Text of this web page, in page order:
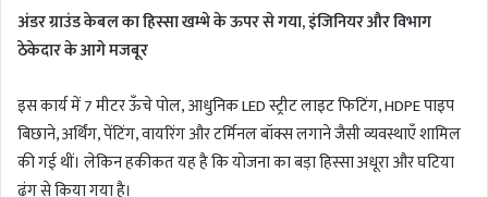
अंडर ग्राउंड केबल का हिस्सा खम्भे के ऊपर से गया, इंजिनियर और विभाग
ठेकेदार के आगे मजबूर
इस कार्य में 7 मीटर ऊँचे पोल, आधुनिक LED स्ट्रीट लाइट फिटिंग, HDPE पाइप
बिछाने, अर्थिंग, पेंटिंग, वायरिंग और टर्मिनल बॉक्स लगाने जैसी व्यवस्थाएँ शामिल
की गई थीं। लेकिन हकीकत यह है कि योजना का बड़ा हिस्सा अधूरा और घटिया
ढंग से किया गया है।